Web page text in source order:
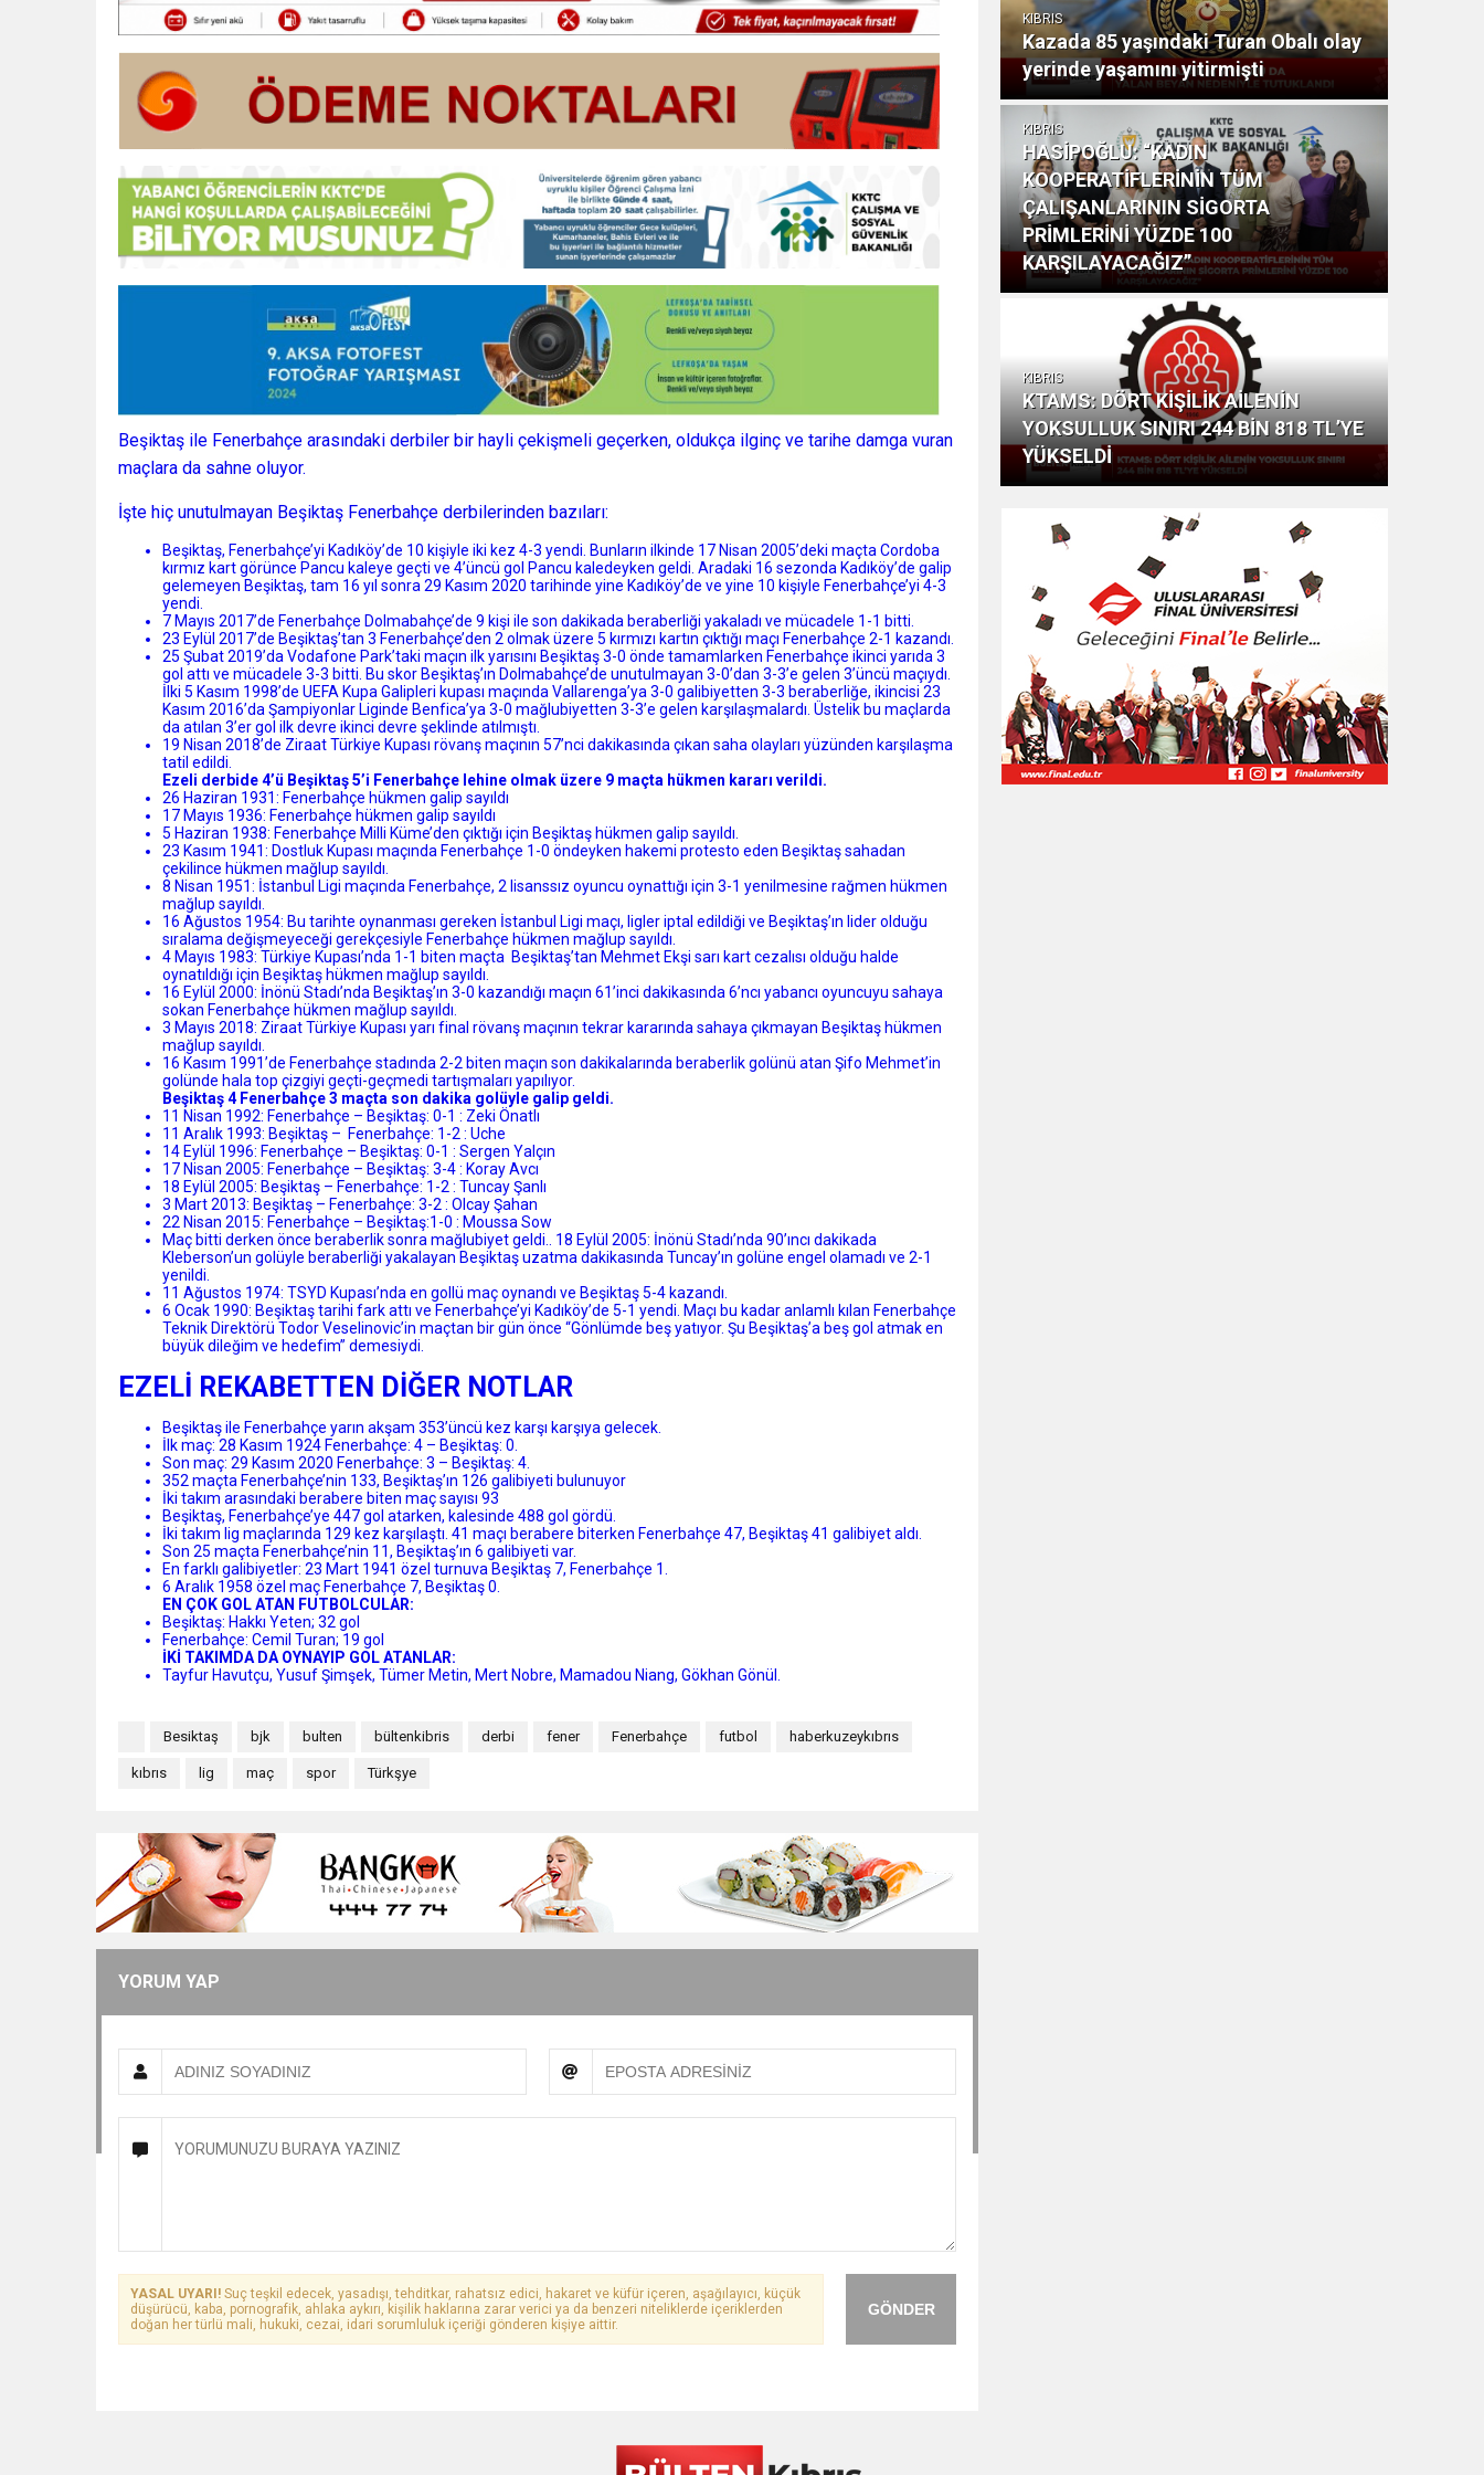
Beşiktaş ile Fenerbahçe arasındaki derbiler bir hayli çekişmeli geçerken, oldukça ilginç ve tarihe damga vuran
maçlara da sahne oluyor.
İşte hiç unutulmayan Beşiktaş Fenerbahçe derbilerinden bazıları:
Beşiktaş, Fenerbahçe’yi Kadıköy’de 10 kişiyle iki kez 4-3 yendi. Bunların ilkinde 17 Nisan 2005’deki maçta Cordoba
kırmız kart görünce Pancu kaleye geçti ve 4’üncü gol Pancu kaledeyken geldi. Aradaki 16 sezonda Kadıköy’de galip
gelemeyen Beşiktaş, tam 16 yıl sonra 29 Kasım 2020 tarihinde yine Kadıköy’de ve yine 10 kişiyle Fenerbahçe’yi 4-3
yendi.
7 Mayıs 2017’de Fenerbahçe Dolmabahçe’de 9 kişi ile son dakikada beraberliği yakaladı ve mücadele 1-1 bitti.
23 Eylül 2017’de Beşiktaş’tan 3 Fenerbahçe’den 2 olmak üzere 5 kırmızı kartın çıktığı maçı Fenerbahçe 2-1 kazandı.
25 Şubat 2019’da Vodafone Park’taki maçın ilk yarısını Beşiktaş 3-0 önde tamamlarken Fenerbahçe ikinci yarıda 3
gol attı ve mücadele 3-3 bitti. Bu skor Beşiktaş’ın Dolmabahçe’de unutulmayan 3-0’dan 3-3’e gelen 3’üncü maçıydı.
İlki 5 Kasım 1998’de UEFA Kupa Galipleri kupası maçında Vallarenga’ya 3-0 galibiyetten 3-3 beraberliğe, ikincisi 23
Kasım 2016’da Şampiyonlar Liginde Benfica’ya 3-0 mağlubiyetten 3-3’e gelen karşılaşmalardı. Üstelik bu maçlarda
da atılan 3’er gol ilk devre ikinci devre şeklinde atılmıştı.
19 Nisan 2018’de Ziraat Türkiye Kupası rövanş maçının 57’nci dakikasında çıkan saha olayları yüzünden karşılaşma
tatil edildi.
Ezeli derbide 4’ü Beşiktaş 5’i Fenerbahçe lehine olmak üzere 9 maçta hükmen kararı verildi.
26 Haziran 1931: Fenerbahçe hükmen galip sayıldı
17 Mayıs 1936: Fenerbahçe hükmen galip sayıldı
5 Haziran 1938: Fenerbahçe Milli Küme’den çıktığı için Beşiktaş hükmen galip sayıldı.
23 Kasım 1941: Dostluk Kupası maçında Fenerbahçe 1-0 öndeyken hakemi protesto eden Beşiktaş sahadan
çekilince hükmen mağlup sayıldı.
8 Nisan 1951: İstanbul Ligi maçında Fenerbahçe, 2 lisanssız oyuncu oynattığı için 3-1 yenilmesine rağmen hükmen
mağlup sayıldı.
16 Ağustos 1954: Bu tarihte oynanması gereken İstanbul Ligi maçı, ligler iptal edildiği ve Beşiktaş’ın lider olduğu
sıralama değişmeyeceği gerekçesiyle Fenerbahçe hükmen mağlup sayıldı.
4 Mayıs 1983: Türkiye Kupası’nda 1-1 biten maçta Beşiktaş’tan Mehmet Ekşi sarı kart cezalısı olduğu halde
oynatıldığı için Beşiktaş hükmen mağlup sayıldı.
16 Eylül 2000: İnönü Stadı’nda Beşiktaş’ın 3-0 kazandığı maçın 61’inci dakikasında 6’ncı yabancı oyuncuyu sahaya
sokan Fenerbahçe hükmen mağlup sayıldı.
3 Mayıs 2018: Ziraat Türkiye Kupası yarı final rövanş maçının tekrar kararında sahaya çıkmayan Beşiktaş hükmen
mağlup sayıldı.
16 Kasım 1991’de Fenerbahçe stadında 2-2 biten maçın son dakikalarında beraberlik golünü atan Şifo Mehmet’in
golünde hala top çizgiyi geçti-geçmedi tartışmaları yapılıyor.
Beşiktaş 4 Fenerbahçe 3 maçta son dakika golüyle galip geldi.
11 Nisan 1992: Fenerbahçe – Beşiktaş: 0-1 : Zeki Önatlı
11 Aralık 1993: Beşiktaş – Fenerbahçe: 1-2 : Uche
14 Eylül 1996: Fenerbahçe – Beşiktaş: 0-1 : Sergen Yalçın
17 Nisan 2005: Fenerbahçe – Beşiktaş: 3-4 : Koray Avcı
18 Eylül 2005: Beşiktaş – Fenerbahçe: 1-2 : Tuncay Şanlı
3 Mart 2013: Beşiktaş – Fenerbahçe: 3-2 : Olcay Şahan
22 Nisan 2015: Fenerbahçe – Beşiktaş:1-0 : Moussa Sow
Maç bitti derken önce beraberlik sonra mağlubiyet geldi.. 18 Eylül 2005: İnönü Stadı’nda 90’ıncı dakikada
Kleberson’un golüyle beraberliği yakalayan Beşiktaş uzatma dakikasında Tuncay’ın golüne engel olamadı ve 2-1
yenildi.
11 Ağustos 1974: TSYD Kupası’nda en gollü maç oynandı ve Beşiktaş 5-4 kazandı.
6 Ocak 1990: Beşiktaş tarihi fark attı ve Fenerbahçe’yi Kadıköy’de 5-1 yendi. Maçı bu kadar anlamlı kılan Fenerbahçe
Teknik Direktörü Todor Veselinovic’in maçtan bir gün önce “Gönlümde beş yatıyor. Şu Beşiktaş’a beş gol atmak en
büyük dileğim ve hedefim” demesiydi.
EZELİ REKABETTEN DİĞER NOTLAR
Beşiktaş ile Fenerbahçe yarın akşam 353’üncü kez karşı karşıya gelecek.
İlk maç: 28 Kasım 1924 Fenerbahçe: 4 – Beşiktaş: 0.
Son maç: 29 Kasım 2020 Fenerbahçe: 3 – Beşiktaş: 4.
352 maçta Fenerbahçe’nin 133, Beşiktaş’ın 126 galibiyeti bulunuyor
İki takım arasındaki berabere biten maç sayısı 93
Beşiktaş, Fenerbahçe’ye 447 gol atarken, kalesinde 488 gol gördü.
İki takım lig maçlarında 129 kez karşılaştı. 41 maçı berabere biterken Fenerbahçe 47, Beşiktaş 41 galibiyet aldı.
Son 25 maçta Fenerbahçe’nin 11, Beşiktaş’ın 6 galibiyeti var.
En farklı galibiyetler: 23 Mart 1941 özel turnuva Beşiktaş 7, Fenerbahçe 1.
6 Aralık 1958 özel maç Fenerbahçe 7, Beşiktaş 0.
EN ÇOK GOL ATAN FUTBOLCULAR:
Beşiktaş: Hakkı Yeten; 32 gol
Fenerbahçe: Cemil Turan; 19 gol
İKİ TAKIMDA DA OYNAYIP GOL ATANLAR:
Tayfur Havutçu, Yusuf Şimşek, Tümer Metin, Mert Nobre, Mamadou Niang, Gökhan Gönül.
Besiktaş bjk bulten bültenkibris derbi fener Fenerbahçe futbol haberkuzeykıbrıs
kıbrıs lig maç spor Türkşye
YORUM YAP
GÖNDER
YASAL UYARI! Suç teşkil edecek, yasadışı, tehditkar, rahatsız edici, hakaret ve küfür içeren, aşağılayıcı, küçük
düşürücü, kaba, pornografik, ahlaka aykırı, kişilik haklarına zarar verici ya da benzeri niteliklerde içeriklerden
doğan her türlü mali, hukuki, cezai, idari sorumluluk içeriği gönderen kişiye aittir.
KIBRIS
Kazada 85 yaşındaki Turan Obalı olay
yerinde yaşamını yitirmişti
KIBRIS
HASİPOĞLU: “KADIN
KOOPERATİFLERİNİN TÜM
ÇALIŞANLARININ SİGORTA
PRİMLERİNİ YÜZDE 100
KARŞILAYACAĞIZ”
KIBRIS
KTAMS: DÖRT KİŞİLİK AİLENİN
YOKSULLUK SINIRI 244 BİN 818 TL’YE
YÜKSELDİ